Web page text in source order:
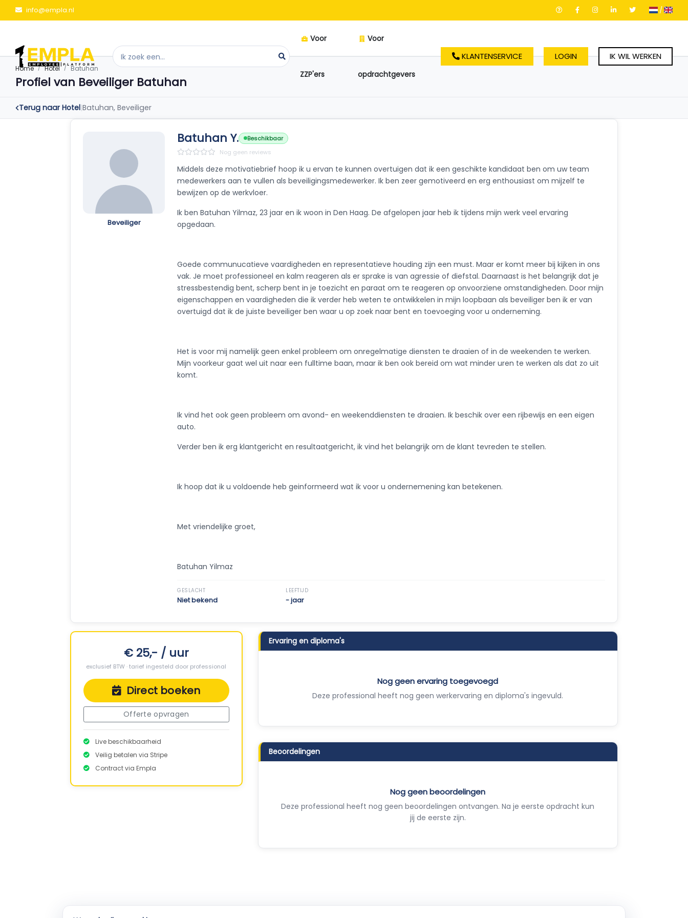
info@empla.nl /
Voor
ZZP'ers
Voor
opdrachtgevers
KLANTENSERVICE LOGIN IK WIL WERKEN
Home Hotel Batuhan
Profiel van Beveiliger Batuhan
Terug naar Hotel|Batuhan, Beveiliger
Beveiliger
Batuhan Y.
Beschikbaar
Nog geen reviews
Middels deze motivatiebrief hoop ik u ervan te kunnen overtuigen dat ik een geschikte kandidaat ben om uw team
medewerkers aan te vullen als beveiligingsmedewerker. Ik ben zeer gemotiveerd en erg enthousiast om mijzelf te
bewijzen op de werkvloer.
Ik ben Batuhan Yilmaz, 23 jaar en ik woon in Den Haag. De afgelopen jaar heb ik tijdens mijn werk veel ervaring
opgedaan.
Goede communucatieve vaardigheden en representatieve houding zijn een must. Maar er komt meer bij kijken in ons
vak. Je moet professioneel en kalm reageren als er sprake is van agressie of diefstal. Daarnaast is het belangrijk dat je
stressbestendig bent, scherp bent in je toezicht en paraat om te reageren op onvoorziene omstandigheden. Door mijn
eigenschappen en vaardigheden die ik verder heb weten te ontwikkelen in mijn loopbaan als beveiliger ben ik er van
overtuigd dat ik de juiste beveiliger ben waar u op zoek naar bent en toevoeging voor u onderneming.
Het is voor mij namelijk geen enkel probleem om onregelmatige diensten te draaien of in de weekenden te werken.
Mijn voorkeur gaat wel uit naar een fulltime baan, maar ik ben ook bereid om wat minder uren te werken als dat zo uit
komt.
Ik vind het ook geen probleem om avond- en weekenddiensten te draaien. Ik beschik over een rijbewijs en een eigen
auto.
Verder ben ik erg klantgericht en resultaatgericht, ik vind het belangrijk om de klant tevreden te stellen.
Ik hoop dat ik u voldoende heb geinformeerd wat ik voor u ondernemening kan betekenen.
Met vriendelijke groet,
Batuhan Yilmaz
GESLACHT
Niet bekend
LEEFTIJD
- jaar
€ 25,- / uur
exclusief BTW · tarief ingesteld door professional
Direct boeken
Offerte opvragen
Live beschikbaarheid
Veilig betalen via Stripe
Contract via Empla
Ervaring en diploma's
Nog geen ervaring toegevoegd
Deze professional heeft nog geen werkervaring en diploma's ingevuld.
Beoordelingen
Nog geen beoordelingen
Deze professional heeft nog geen beoordelingen ontvangen. Na je eerste opdracht kun
jij de eerste zijn.